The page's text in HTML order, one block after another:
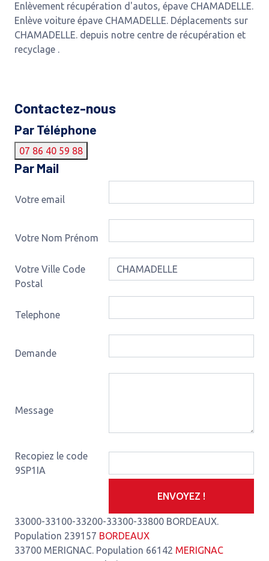
Enlèvement récupération d'autos, épave CHAMADELLE.
Enlève voiture épave CHAMADELLE. Déplacements sur
CHAMADELLE. depuis notre centre de récupération et
recyclage .
Contactez-nous
Par Téléphone
07 86 40 59 88
Par Mail
Votre email
Votre Nom Prénom
Votre Ville Code
Postal
Telephone
Demande
Message
Recopiez le code
9SP1IA
ENVOYEZ !
33000-33100-33200-33300-33800 BORDEAUX.
Population 239157 BORDEAUX
33700 MERIGNAC. Population 66142 MERIGNAC